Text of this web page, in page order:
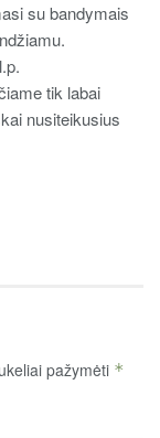
su bandymais
tik labai
nusiteikusius
pažymėti *